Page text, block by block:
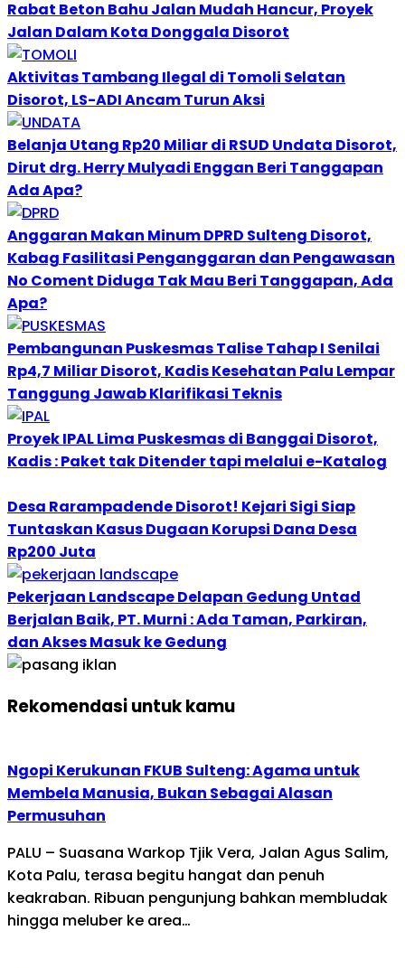
Rabat Beton Bahu Jalan Mudah Hancur, Proyek
Jalan Dalam Kota Donggala Disorot
Aktivitas Tambang Ilegal di Tomoli Selatan
Disorot, LS-ADI Ancam Turun Aksi
Belanja Utang Rp20 Miliar di RSUD Undata Disorot,
Dirut drg. Herry Mulyadi Enggan Beri Tanggapan
Ada Apa?
Anggaran Makan Minum DPRD Sulteng Disorot,
Kabag Fasilitasi Penganggaran dan Pengawasan
No Coment Diduga Tak Mau Beri Tanggapan, Ada
Apa?
Pembangunan Puskesmas Talise Tahap I Senilai
Rp4,7 Miliar Disorot, Kadis Kesehatan Palu Lempar
Tanggung Jawab Klarifikasi Teknis
Proyek IPAL Lima Puskesmas di Banggai Disorot,
Kadis : Paket tak Ditender tapi melalui e-Katalog
Desa Rarampadende Disorot! Kejari Sigi Siap
Tuntaskan Kasus Dugaan Korupsi Dana Desa
Rp200 Juta
Pekerjaan Landscape Delapan Gedung Untad
Berjalan Baik, PT. Murni : Ada Taman, Parkiran,
dan Akses Masuk ke Gedung
Rekomendasi untuk kamu
Ngopi Kerukunan FKUB Sulteng: Agama untuk
Membela Manusia, Bukan Sebagai Alasan
Permusuhan
PALU – Suasana Warkop Tjik Vera, Jalan Agus Salim,
Kota Palu, terasa begitu hangat dan penuh
keakraban. Ribuan pengunjung bahkan membludak
hingga meluber ke area…